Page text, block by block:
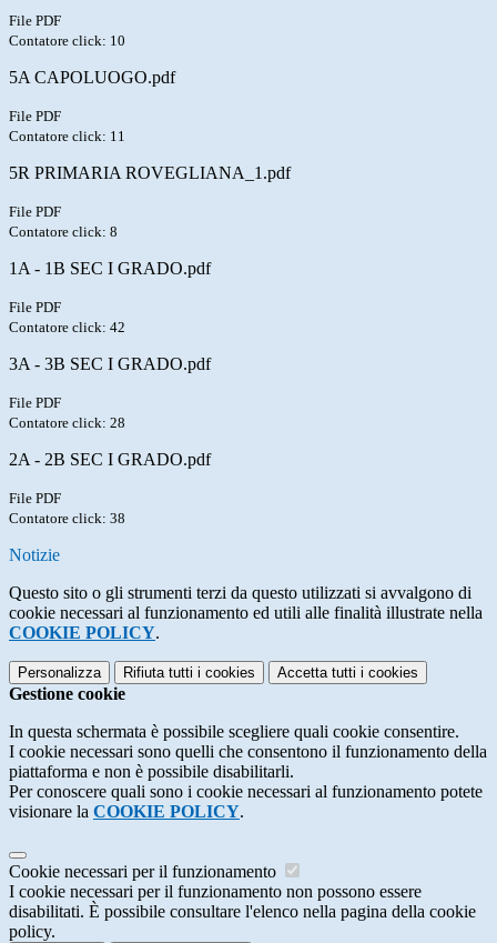
File PDF
Contatore click: 10
5A CAPOLUOGO.pdf
File PDF
Contatore click: 11
5R PRIMARIA ROVEGLIANA_1.pdf
File PDF
Contatore click: 8
1A - 1B SEC I GRADO.pdf
File PDF
Contatore click: 42
3A - 3B SEC I GRADO.pdf
File PDF
Contatore click: 28
2A - 2B SEC I GRADO.pdf
File PDF
Contatore click: 38
Notizie
Questo sito o gli strumenti terzi da questo utilizzati si avvalgono di
cookie necessari al funzionamento ed utili alle finalità illustrate nella
COOKIE POLICY.
Personalizza Rifiuta tutti i cookies Accetta tutti i cookies
Gestione cookie
In questa schermata è possibile scegliere quali cookie consentire.
I cookie necessari sono quelli che consentono il funzionamento della
piattaforma e non è possibile disabilitarli.
Per conoscere quali sono i cookie necessari al funzionamento potete
visionare la COOKIE POLICY.
Cookie necessari per il funzionamento
I cookie necessari per il funzionamento non possono essere
disabilitati. È possibile consultare l'elenco nella pagina della cookie
policy.